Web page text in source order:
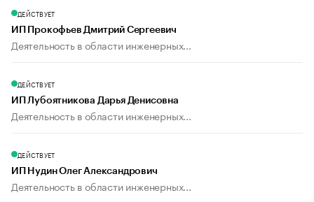
ДЕЙСТВУЕТ
ИП Прокофьев Дмитрий Сергеевич
Деятельность в области инженерных...
ДЕЙСТВУЕТ
ИП Лубоятникова Дарья Денисовна
Деятельность в области инженерных...
ДЕЙСТВУЕТ
ИП Нудин Олег Александрович
Деятельность в области инженерных...